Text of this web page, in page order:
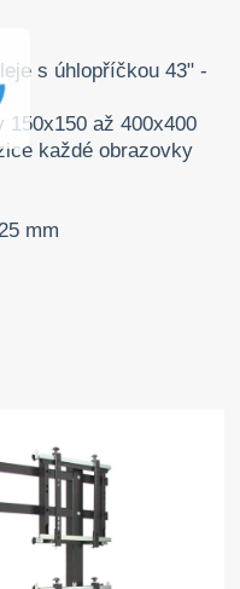
s úhlopříčkou 43" -
150x150 až 400x400
každé obrazovky
mm